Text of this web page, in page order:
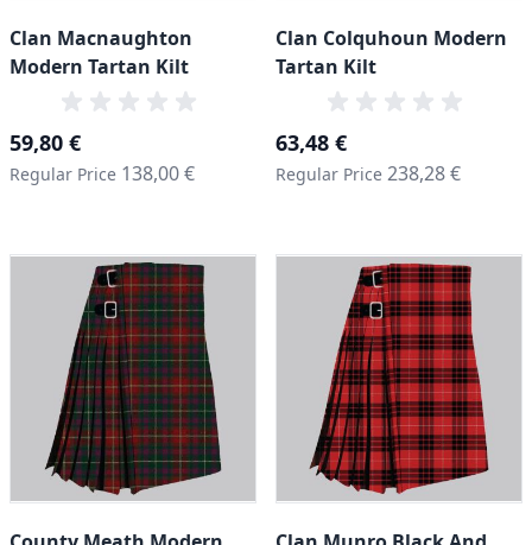
Clan Macnaughton
Modern Tartan Kilt
Special Price
59,80 €
Regular Price 138,00 €
Clan Colquhoun Modern
Tartan Kilt
Special Price
63,48 €
Regular Price 238,28 €